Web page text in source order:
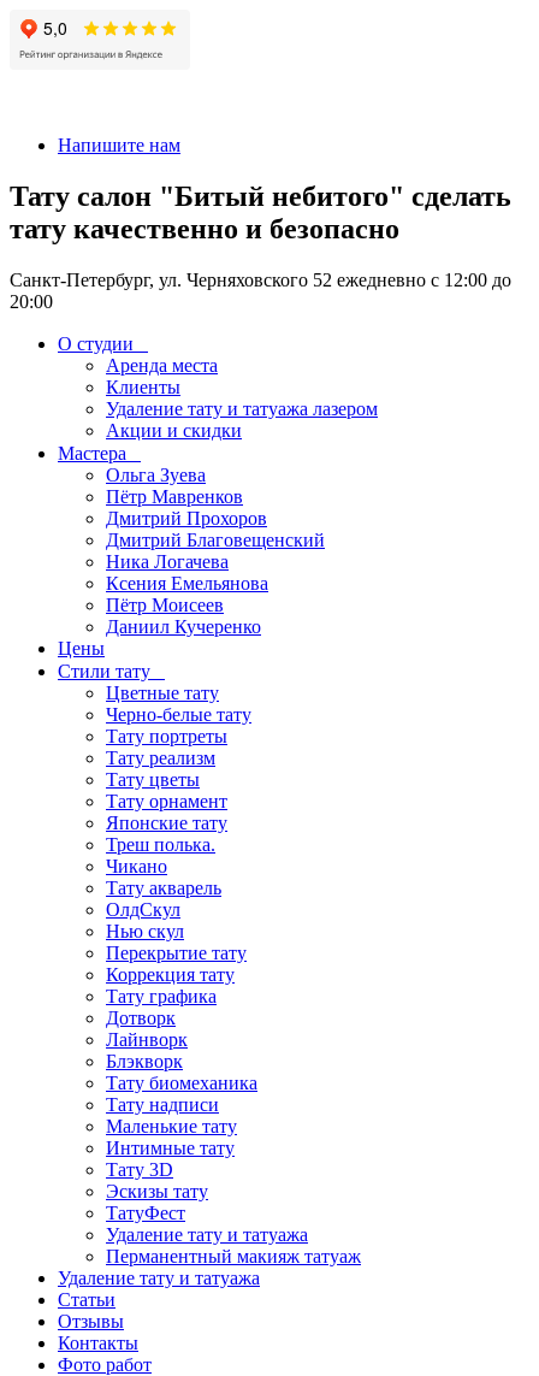
Напишите нам
Тату салон "Битый небитого" сделать
тату качественно и безопасно
Санкт-Петербург, ул. Черняховского 52 ежедневно с 12:00 до
20:00
О студии
Аренда места
Клиенты
Удаление тату и татуажа лазером
Акции и скидки
Мастера
Ольга Зуева
Пётр Мавренков
Дмитрий Прохоров
Дмитрий Благовещенский
Ника Логачева
Ксения Емельянова
Пётр Моисеев
Даниил Кучеренко
Цены
Стили тату
Цветные тату
Черно-белые тату
Тату портреты
Тату реализм
Тату цветы
Тату орнамент
Японские тату
Треш полька.
Чикано
Тату акварель
ОлдСкул
Нью скул
Перекрытие тату
Коррекция тату
Тату графика
Дотворк
Лайнворк
Блэкворк
Тату биомеханика
Тату надписи
Маленькие тату
Интимные тату
Тату 3D
Эскизы тату
ТатуФест
Удаление тату и татуажа
Перманентный макияж татуаж
Удаление тату и татуажа
Статьи
Отзывы
Контакты
Фото работ